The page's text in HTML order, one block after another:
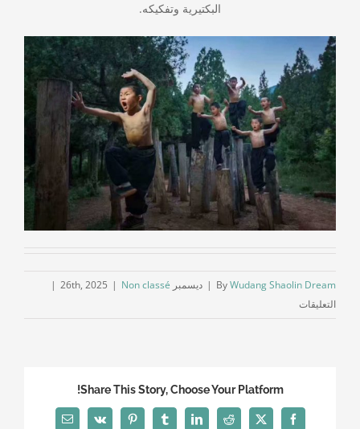
البكتيرية وتفكيكه.
ByWudang Shaolin Dream
| ديسمبر 26th, 2025 | Non classé
|
التعليقاتعلى
الفنون
Share This Story, Choose Your Platform!
Facebook
X
Reddit
LinkedIn
Tumblr
Pinterest
Vk
Email